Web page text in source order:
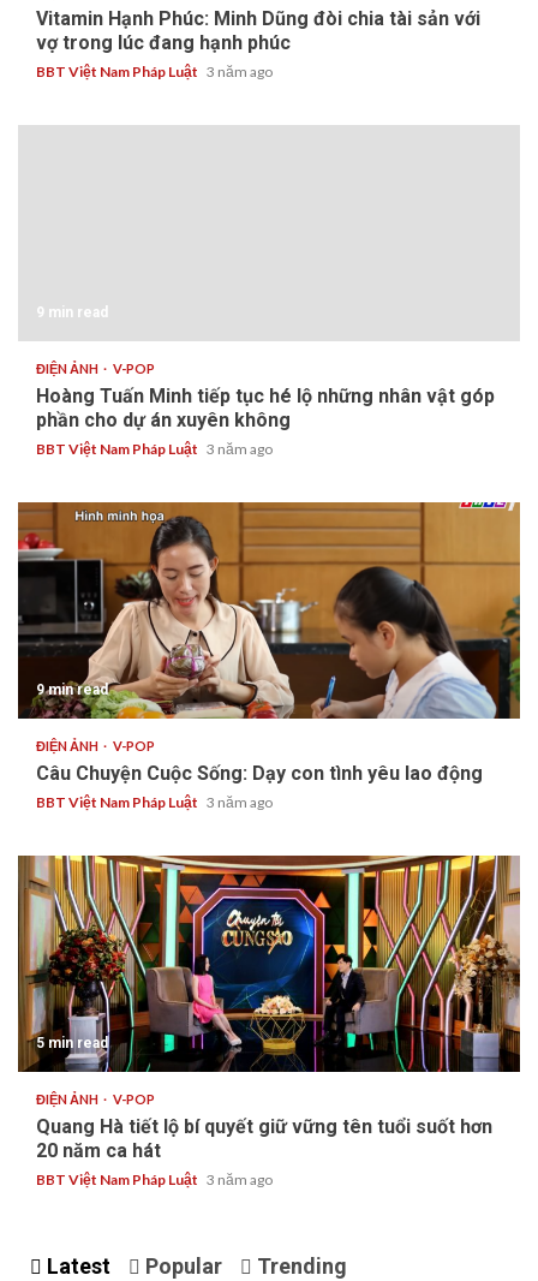
Vitamin Hạnh Phúc: Minh Dũng đòi chia tài sản với
vợ trong lúc đang hạnh phúc
BBT Việt Nam Pháp Luật 3 năm ago
9 min read
ĐIỆN ẢNH V-POP
Hoàng Tuấn Minh tiếp tục hé lộ những nhân vật góp
phần cho dự án xuyên không
BBT Việt Nam Pháp Luật 3 năm ago
9 min read
ĐIỆN ẢNH V-POP
Câu Chuyện Cuộc Sống: Dạy con tình yêu lao động
BBT Việt Nam Pháp Luật 3 năm ago
5 min read
ĐIỆN ẢNH V-POP
Quang Hà tiết lộ bí quyết giữ vững tên tuổi suốt hơn
20 năm ca hát
BBT Việt Nam Pháp Luật 3 năm ago
Latest Popular Trending